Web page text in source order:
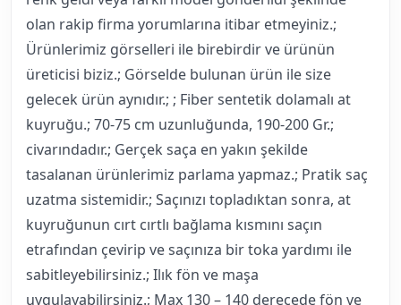
olan rakip firma yorumlarına itibar etmeyiniz.;
Ürünlerimiz görselleri ile birebirdir ve ürünün
üreticisi biziz.; Görselde bulunan ürün ile size
gelecek ürün aynıdır.; ; Fiber sentetik dolamalı at
kuyruğu.; 70-75 cm uzunluğunda, 190-200 Gr.;
civarındadır.; Gerçek saça en yakın şekilde
tasalanan ürünlerimiz parlama yapmaz.; Pratik saç
uzatma sistemidir.; Saçınızı topladıktan sonra, at
kuyruğunun cırt cırtlı bağlama kısmını saçın
etrafından çevirip ve saçınıza bir toka yardımı ile
sabitleyebilirsiniz.; Ilık fön ve maşa
uygulayabilirsiniz.; Max 130 – 140 derecede fön ve